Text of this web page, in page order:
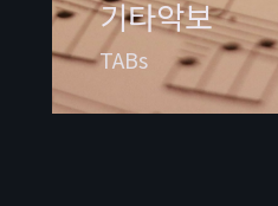
기타악보
TABs